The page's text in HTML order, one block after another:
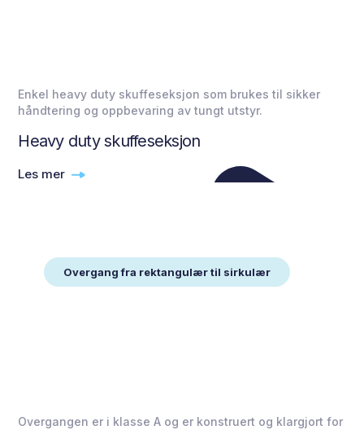
Enkel heavy duty skuffeseksjon som brukes til sikker
håndtering og oppbevaring av tungt utstyr.
Heavy duty skuffeseksjon
Les mer
Overgang fra rektangulær til sirkulær
Overgangen er i klasse A og er konstruert og klargjort for